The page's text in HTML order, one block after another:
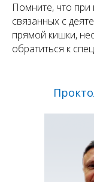
Помните, что
связанных с
прямой кишки,
обратиться к